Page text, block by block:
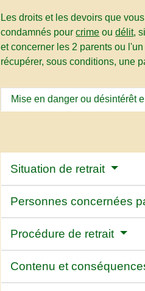
Les droits et les devoirs que
condamnés pourcrime oudélit,
et concerner les 2 parents ou
récupérer, sous conditions, une
Mise en danger ou désintérêt
Situation de retrait
Personnes concernées
Procédure de retrait
Contenu et